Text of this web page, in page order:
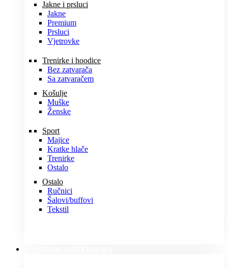
Jakne i prsluci
Jakne
Premium
Prsluci
Vjetrovke
Trenirke i hoodice
Bez zatvarača
Sa zatvaračem
Košulje
Muške
Ženske
Sport
Majice
Kratke hlače
Trenirke
Ostalo
Ostalo
Ručnici
Šalovi/buffovi
Tekstil